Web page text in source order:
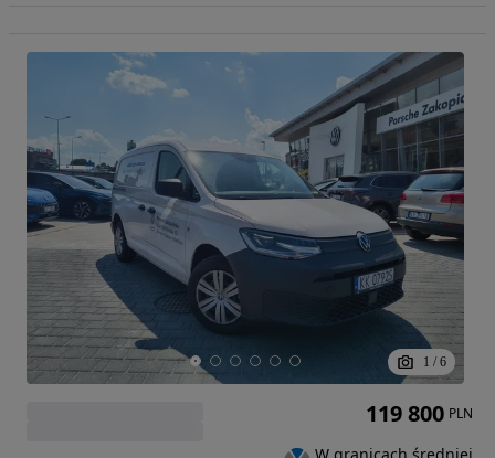
1 / 6
119 800 PLN
W granicach średniej